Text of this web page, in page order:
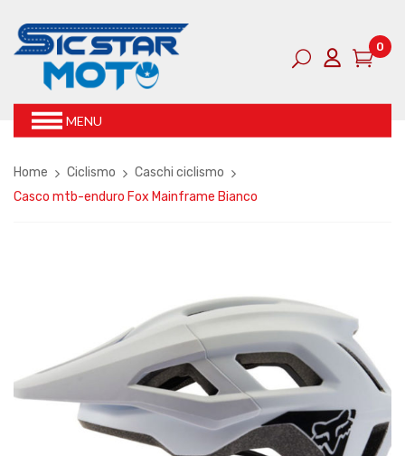
0
MENU
Home Ciclismo
Caschi ciclismo
Casco mtb-enduro Fox Mainframe Bianco